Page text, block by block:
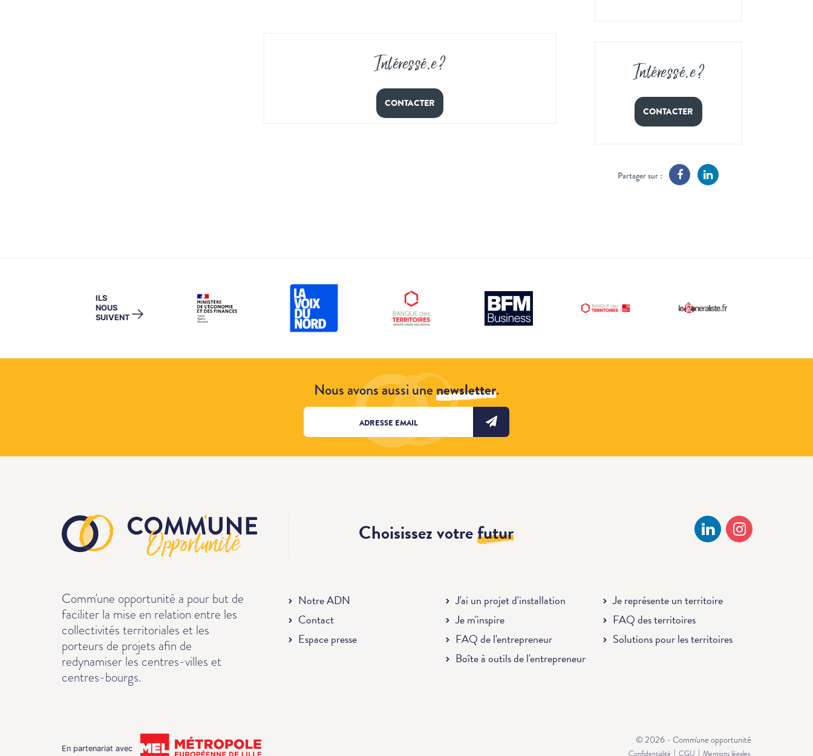
Intéressé.e ?
CONTACTER
Intéressé.e ?
CONTACTER
Partager sur :
ILS
NOUS
SUIVENT →
Nous avons aussi unenewsletter.
Choisissez votrefutur
Comm'une opportunité a pour but de
faciliter la mise en relation entre les
collectivités territoriales et les
porteurs de projets afin de
redynamiser les centres-villes et
centres-bourgs.
Notre ADN
Contact
Espace presse
J'ai un projet d'installation
Je m'inspire
FAQ de l'entrepreneur
Boîte à outils de l'entrepreneur
Je représente un territoire
FAQ des territoires
Solutions pour les territoires
En partenariat avec
© 2026 - Comm'une opportunité
Confidentialité CGU Mentions légales